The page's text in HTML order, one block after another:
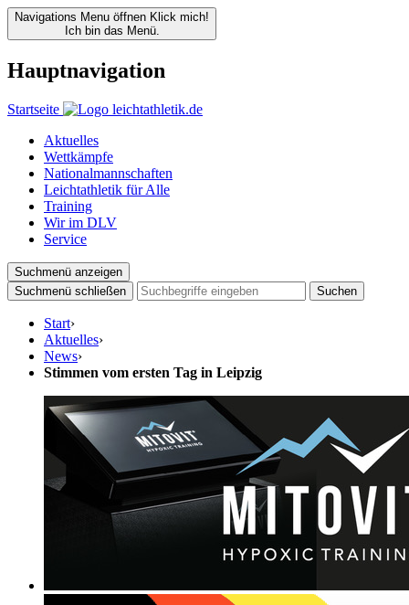
Navigations Menu öffnen Klick mich!
Ich bin das Menü.
Hauptnavigation
Startseite
Aktuelles
Wettkämpfe
Nationalmannschaften
Leichtathletik für Alle
Training
Wir im DLV
Service
Suchmenü anzeigen
Suchmenü schließen
Suchen
Start›
Aktuelles›
News›
Stimmen vom ersten Tag in Leipzig